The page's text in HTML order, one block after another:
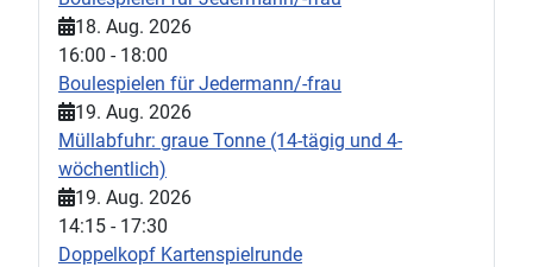
18. Aug. 2026
16:00 - 18:00
Boulespielen für Jedermann/-frau
19. Aug. 2026
Müllabfuhr: graue Tonne (14-tägig und 4-
wöchentlich)
19. Aug. 2026
14:15 - 17:30
Doppelkopf Kartenspielrunde